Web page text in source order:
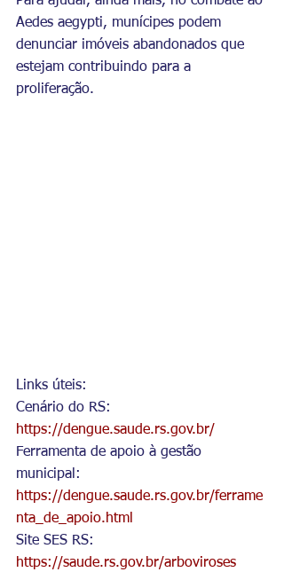
Aedes aegypti, munícipes podem
denunciar imóveis abandonados que
estejam contribuindo para a
proliferação.
Links úteis:
Cenário do RS:
https://dengue.saude.rs.gov.br/
Ferramenta de apoio à gestão
municipal:
https://dengue.saude.rs.gov.br/ferrame
nta_de_apoio.html
Site SES RS:
https://saude.rs.gov.br/arboviroses